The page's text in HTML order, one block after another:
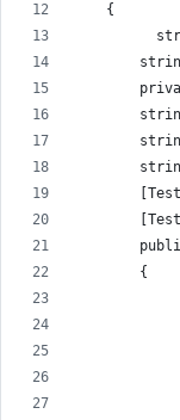
    {
        {